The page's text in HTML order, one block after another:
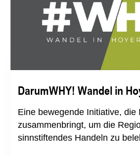
DarumWHY! Wandel in
Eine bewegende Initiative, die
zusammenbringt, um die
sinnstiftendes Handeln zu